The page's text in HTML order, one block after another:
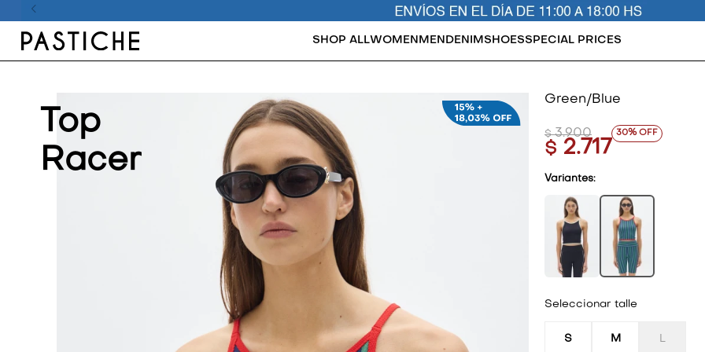
SHOP ALLWOMENMEN DENIMSHOESSPECIAL PRICES
Top
Racer
Green/Blue
$ 2.717
$ 3.900 30
Variantes:
Seleccionar talle
S M